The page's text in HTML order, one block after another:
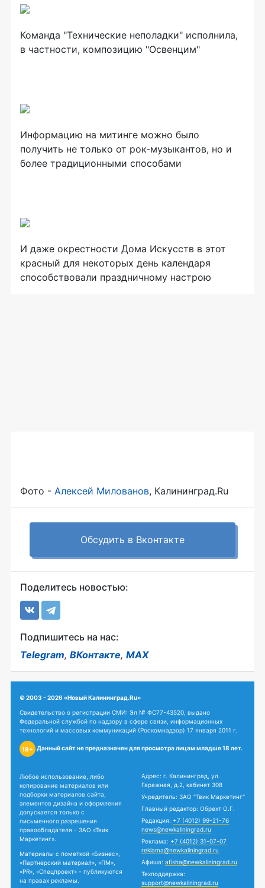
Команда "Технические неполадки" исполнила,
в частности, композицию "Освенцим"
Информацию на митинге можно было
получить не только от рок-музыкантов, но и
более традиционными способами
И даже окрестности Дома Искусств в этот
красный для некоторых день календаря
способствовали праздничному настрою
Фото - Алексей Милованов, Калининград.Ru
Обсудить в Вконтакте
Поделитесь новостью:
Подпишитесь на нас:
Telegram, ВКонтакте, MAX
© 2003 - 2026 «Новый Калининград.Ru»
Свидетельство о регистрации СМИ: Эл № ФС77-43520, выдано
Федеральной службой по надзору в сфере связи, информационных
технологий и массовых коммуникаций (Роскомнадзор) 17 января 2011 г.
18+ Данный сайт не предназначен для просмотра лицам младше 18 лет.
Любое использование, либо
копирование материалов или
подборки материалов сайта,
элементов дизайна и оформления
допускается только с
письменного разрешения
правообладателя - ЗАО «Твик
Маркетинг».
Материалы с пометкой «Бизнес»,
«Партнерский материал», «ПМ»,
«PR», «Спецпроект» - публикуются
на правах рекламы.
Адрес: г. Калининград, ул.
Гаражная, д.2, кабинет 308
Учредитель: ЗАО "Твик Маркетинг"
Главный редактор: Обрехт О.Г.
Редакция: +7 (4012) 99-21-76
news@newkaliningrad.ru
Реклама: +7 (4012) 31-07-07
reklama@newkaliningrad.ru
Афиша: afisha@newkaliningrad.ru
Техподдержка:
support@newkaliningrad.ru